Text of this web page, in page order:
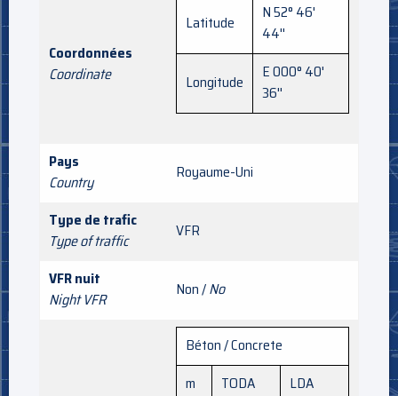
Coordonnées
Coordinate
Latitude
N 52° 46'
44''
Longitude
E 000° 40'
36''
Pays
Country
Royaume-Uni
Type de trafic
Type of traffic
VFR
VFR nuit
Night VFR
Non /No
Béton / Concrete
m
TODA
LDA